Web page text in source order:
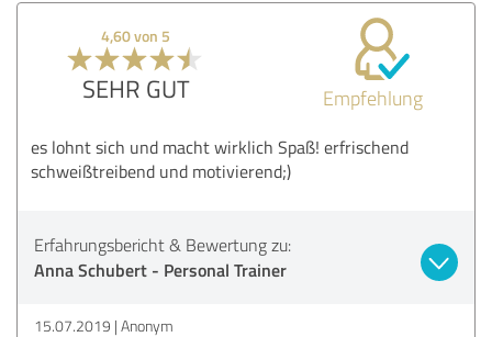
4,60 von 5
SEHR GUT Empfehlung
es lohnt sich und macht wirklich Spaß! erfrischend
schweißtreibend und motivierend;)
Erfahrungsbericht & Bewertung zu:
Anna Schubert - Personal Trainer
15.07.2019 Anonym